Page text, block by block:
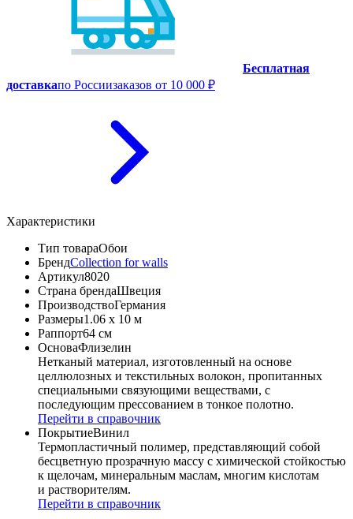
Бесплатная
доставкапо Россиизаказов от 10 000 ₽
Характеристики
Тип товараОбои
БрендCollection for walls
Артикул8020
Страна брендаШвеция
ПроизводствоГермания
Размеры1.06 x 10 м
Раппорт64 см
ОсноваФлизелин
Нетканый материал, изготовленный на основе
целлюлозных и текстильных волокон, пропитанных
специальными связующими веществами, с
последующим прессованием в тонкое полотно.
Перейти в справочник
ПокрытиеВинил
Термопластичный полимер, представляющий собой
бесцветную прозрачную массу с химической стойкостью
к щелочам, минеральным маслам, многим кислотам
и растворителям.
Перейти в справочник